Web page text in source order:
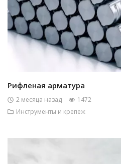
Рифленая арматура
2 месяца назад
1472
Инструменты и крепеж